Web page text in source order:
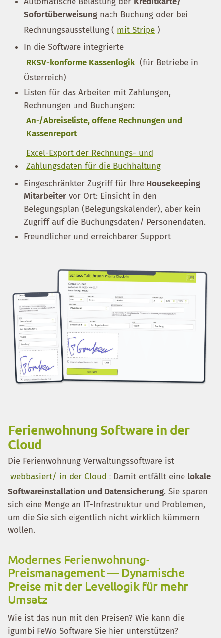
Sofortüberweisung nach Buchung oder bei
Rechnungsausstellung ( mit Stripe )
In die Software integrierte
RKSV-konforme Kassenlogik (für Betriebe in
Österreich)
Listen für das Arbeiten mit Zahlungen,
Rechnungen und Buchungen:
An-/Abreiseliste, offene Rechnungen und
Kassenreport
Excel-Export der Rechnungs- und
Zahlungsdaten für die Buchhaltung
Eingeschränkter Zugriff für Ihre Housekeeping
Mitarbeiter vor Ort: Einsicht in den
Belegungsplan (Belegungskalender), aber kein
Zugriff auf die Buchungsdaten/ Personendaten.
Freundlicher und erreichbarer Support
Ferienwohnung Software in der
Cloud
Die Ferienwohnung Verwaltungssoftware ist
webbasiert/ in der Cloud : Damit entfällt eine lokale
Softwareinstallation und Datensicherung. Sie sparen
sich eine Menge an IT-Infrastruktur und Problemen,
um die Sie sich eigentlich nicht wirklich kümmern
wollen.
Modernes Ferienwohnung-
Preismanagement — Dynamische
Preise mit der Levellogik für mehr
Umsatz
Wie ist das nun mit den Preisen? Wie kann die
igumbi FeWo Software Sie hier unterstützen?